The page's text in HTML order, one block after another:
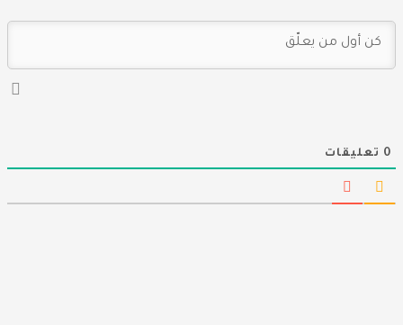
0 تعليقات